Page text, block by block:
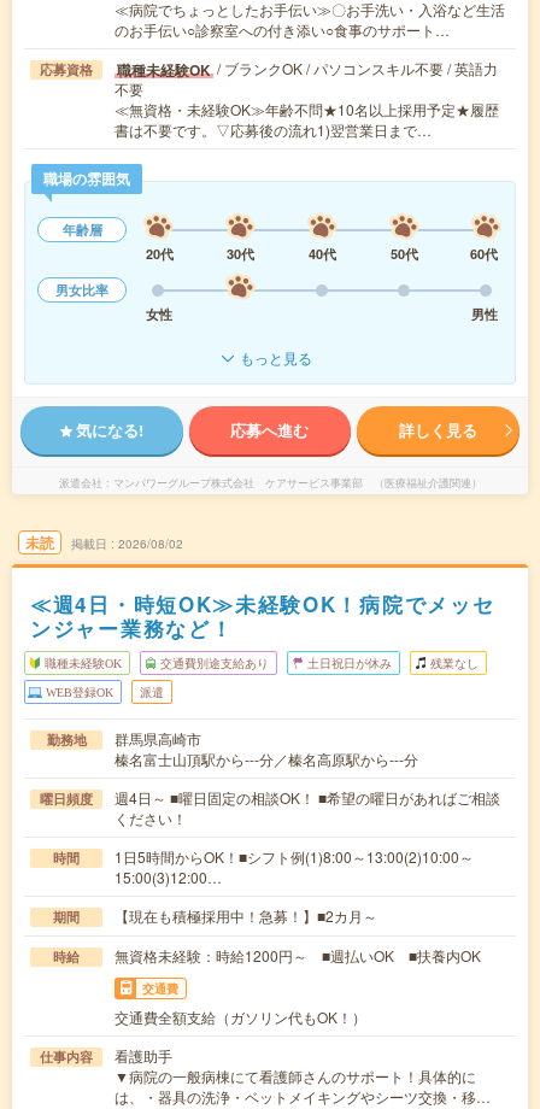
≪病院でちょっとしたお手伝い≫〇お手洗い・入浴など生活
のお手伝い○診察室への付き添い○食事のサポート…
応募資格 職種未経験OK / ブランクOK / パソコンスキル不要 / 英語力
不要
≪無資格・未経験OK≫年齢不問★10名以上採用予定★履歴
書は不要です。▽応募後の流れ1)翌営業日まで…
職場の雰囲気
年齢層
20代
30代 40代 50代
60代
男女比率
女性
男性
もっと見る
気になる! 応募へ進む 詳しく見る
派遣会社 マンパワーグループ株式会社 ケアサービス事業部 （医療福祉介護関連）
未読 掲載日 2026/08/02
≪週4日・時短OK≫未経験OK！病院でメッセ
ンジャー業務など！
職種未経験OK 交通費別途支給あり 土日祝日が休み 残業なし
WEB登録OK 派遣
勤務地
群馬県高崎市
榛名富士山頂駅から---分／榛名高原駅から---分
曜日頻度
週4日～ ■曜日固定の相談OK！ ■希望の曜日があればご相談
ください！
時間
1日5時間からOK！■シフト例(1)8:00～13:00(2)10:00～
15:00(3)12:00…
期間 【現在も積極採用中！急募！】■2カ月～
時給 無資格未経験：時給1200円～ ■週払いOK ■扶養内OK
交通費
交通費全額支給（ガソリン代もOK！）
仕事内容
看護助手
▼病院の一般病棟にて看護師さんのサポート！具体的に
は、・器具の洗浄・ベットメイキングやシーツ交換・移…